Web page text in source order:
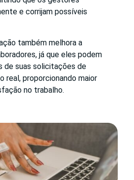
e corrijam possíveis
também melhora a
já que eles podem
de suas solicitações de
real, proporcionando maior
no trabalho.